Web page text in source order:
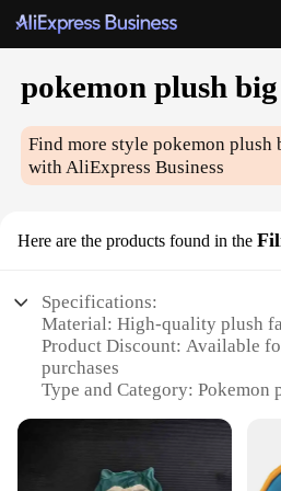
pokemon plush big
Find more stylepokemon plush
with AliExpress Business
Here are the products found in the
Specifications:
Material: High-quality plush
Product Discount: Available
purchases
Type and Category: Pokemon
inspired by the beloved
Usage and Purpose: Ideal for
gifts for Pokemon enthusiasts